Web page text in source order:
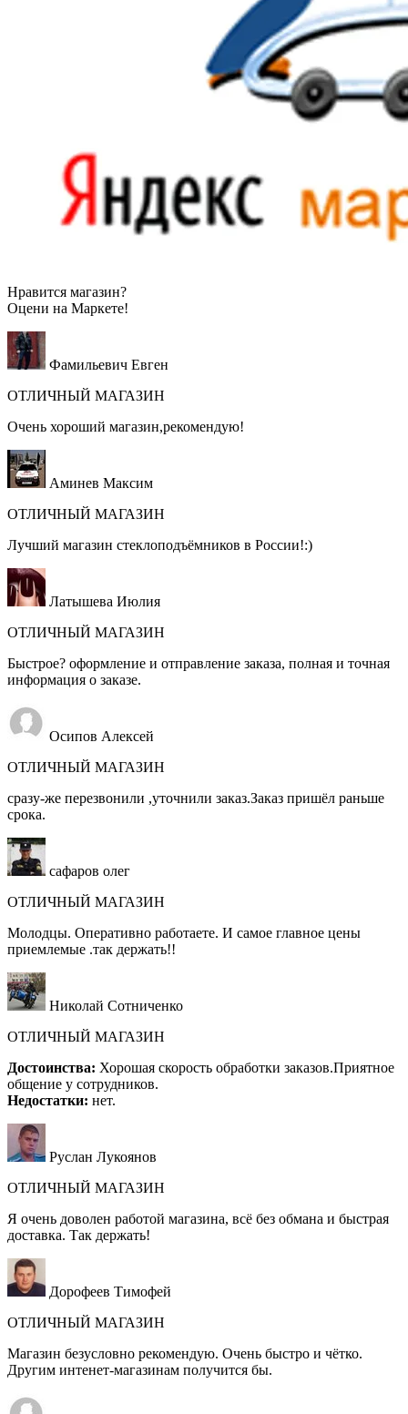
Нравится магазин?
Оцени на Маркете!
Фамильевич Евген
ОТЛИЧНЫЙ МАГАЗИН
Очень хороший магазин,рекомендую!
Аминев Максим
ОТЛИЧНЫЙ МАГАЗИН
Лучший магазин стеклоподъёмников в России!:)
Латышева Июлия
ОТЛИЧНЫЙ МАГАЗИН
Быстрое? оформление и отправление заказа, полная и точная
информация о заказе.
Осипов Алексей
ОТЛИЧНЫЙ МАГАЗИН
сразу-же перезвонили ,уточнили заказ.Заказ пришёл раньше
срока.
сафаров олег
ОТЛИЧНЫЙ МАГАЗИН
Молодцы. Оперативно работаете. И самое главное цены
приемлемые .так держать!!
Николай Сотниченко
ОТЛИЧНЫЙ МАГАЗИН
Достоинства: Хорошая скорость обработки заказов.Приятное
общение у сотрудников.
Недостатки: нет.
Руслан Лукоянов
ОТЛИЧНЫЙ МАГАЗИН
Я очень доволен работой магазина, всё без обмана и быстрая
доставка. Так держать!
Дорофеев Тимофей
ОТЛИЧНЫЙ МАГАЗИН
Магазин безусловно рекомендую. Очень быстро и чётко.
Другим интенет-магазинам получится бы.